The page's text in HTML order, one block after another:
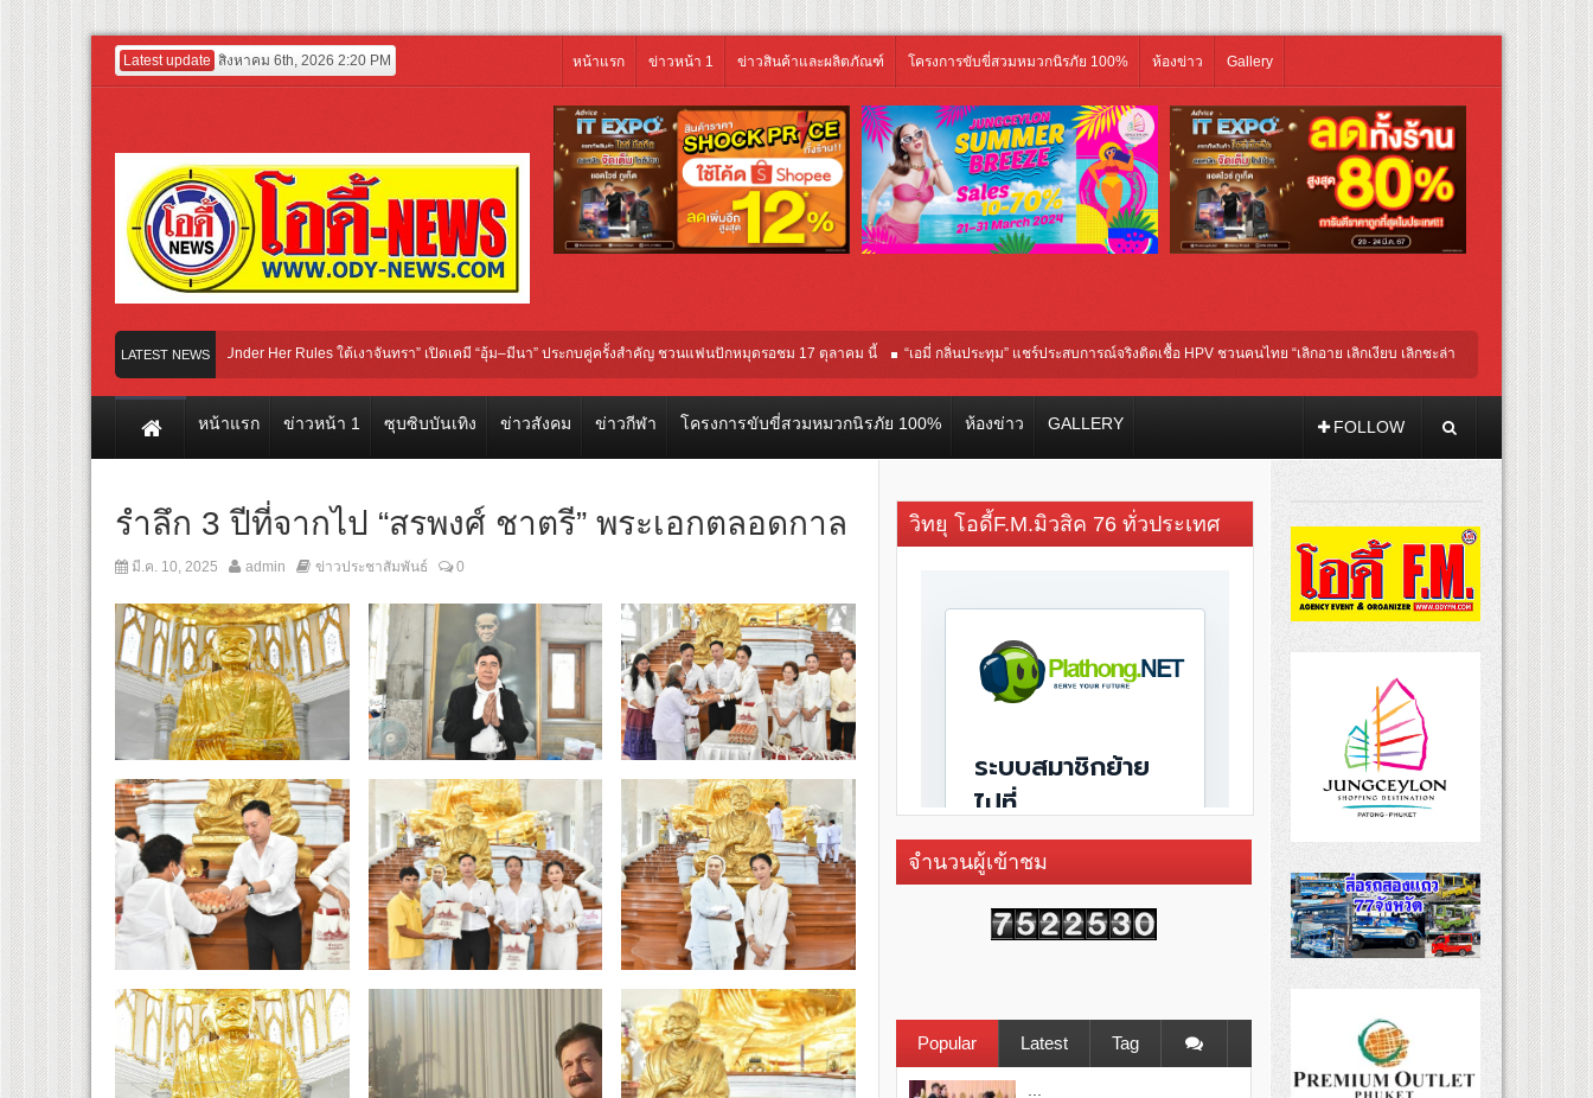
Latest update สิงหาคม 6th, 2026 2:20 PM หน้าแรก ข่าวหน้า 1 ข่าวสินค้าและผลิตภัณฑ์ โครงการขับขี่สวมหมวกนิรภัย 100% ห้องข่าว Gallery
LATEST NEWS
บวงสรวงซีรีส์ iQIYI Original “Under Her Rules ใต้เงาจันทรา” เปิดเคมี “อุ้ม–มีนา” ประกบคู่ครั้งสำคัญ ชวนแฟนปักหมุดรอชม 17 ตุลาคม นี้ “เอมี่ กลิ่นประทุม” แชร์ประสบการณ์จริงติดเชื้อ HPV ชวนคนไทย “เลิกอาย เลิกเงียบ เลิกชะล่าใจ” เรื่อง HPV ในแคมเปญ
ตัวอย่างแรก! ภาพยนตร์ฟอร์มยักษ์ ‘คุณยายวรนาฏ’ (INHERIT) เตรียมคายตะขาบหนังไทยในรอบปฐมทัศน์โลก ณ เทศกาลภาพยนตร์นานาชาติโตรอนโต “จุ๋ย วรัทยา” ทุ่มสุดชีวิต โกนหัวรับบทแม่ชี นำทีมนักแสดงประชันความสยอง!
หน้าแรก ข่าวหน้า 1 ซุบซิบบันเทิง ข่าวสังคม ข่าวกีฬา โครงการขับขี่สวมหมวกนิรภัย 100% ห้องข่าว GALLERY FOLLOW
รำลึก 3 ปีที่จากไป “สรพงศ์ ชาตรี” พระเอกตลอดกาล
มี.ค. 10, 2025 admin ข่าวประชาสัมพันธ์ 0
วิทยุ โอดี้F.M.มิวสิค 76 ทั่วประเทศ
จำนวนผู้เข้าชม
Popular Latest Tag